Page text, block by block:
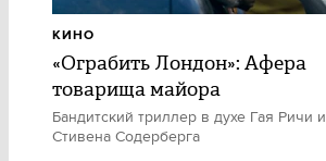
«Ограбить Лондон»: Афера
товарища майора
Бандитский триллер в духе Гая Ричи и
Стивена Содерберга
КИНО